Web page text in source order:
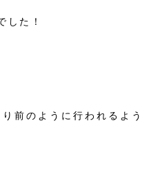
した！
前のように行われるよう